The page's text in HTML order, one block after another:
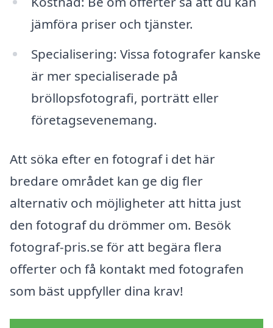
jämföra priser och tjänster.
Specialisering: Vissa fotografer kanske
är mer specialiserade på
bröllopsfotografi, porträtt eller
företagsevenemang.
Att söka efter en fotograf i det här
bredare området kan ge dig fler
alternativ och möjligheter att hitta just
den fotograf du drömmer om. Besök
fotograf-pris.se för att begära flera
offerter och få kontakt med fotografen
som bäst uppfyller dina krav!